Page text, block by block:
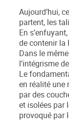
Aujourd’hui,
partent, les
En
de contenir la
Dans le
l’intégrisme
Le
en réalité une
par des
et isolées par
provoqué par